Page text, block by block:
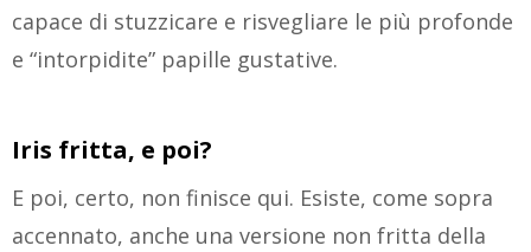
capace di stuzzicare e risvegliare le più profonde
e “intorpidite” papille gustative.
Iris fritta, e poi?
E poi, certo, non finisce qui. Esiste, come sopra
accennato, anche una versione non fritta della